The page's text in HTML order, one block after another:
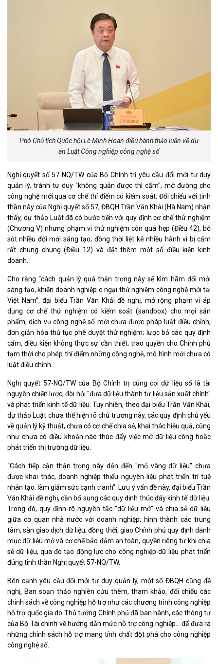
Phó Chủ tịch Quốc hội Lê Minh Hoan điều hành thảo luận về dự
án Luật Công nghiệp công nghệ số
Nghị quyết số 57-NQ/TW của Bộ Chính trị yêu cầu đổi mới tư duy
quản lý, tránh tư duy "không quản được thì cấm", mở đường cho
công nghệ mới qua cơ chế thí điểm có kiểm soát. Đối chiếu với tinh
thần này của Nghị quyết số 57, ĐBQH Trần Văn Khải (Hà Nam) nhận
thấy, dự thảo Luật đã có bước tiến với quy định cơ chế thử nghiệm
(Chương V) nhưng phạm vi thử nghiệm còn quá hẹp (Điều 42), bỏ
sót nhiều đổi mới sáng tạo; đồng thời liệt kê nhiều hành vi bị cấm
rất chung chung (Điều 12) và đặt thêm một số điều kiện kinh
doanh.
Cho rằng “cách quản lý quá thận trọng này sẽ kìm hãm đổi mới
sáng tạo, khiến doanh nghiệp e ngại thử nghiệm công nghệ mới tại
Việt Nam”, đại biểu Trần Văn Khải đề nghị, mở rộng phạm vi áp
dụng cơ chế thử nghiệm có kiểm soát (sandbox) cho mọi sản
phẩm, dịch vụ công nghệ số mới chưa được pháp luật điều chỉnh;
đơn giản hóa thủ tục phê duyệt thử nghiệm; lược bỏ các quy định
cấm, điều kiện không thực sự cần thiết; trao quyền cho Chính phủ
tạm thời cho phép thí điểm những công nghệ, mô hình mới chưa có
luật điều chỉnh.
Nghị quyết 57-NQ/TW của Bộ Chính trị cũng coi dữ liệu số là tài
nguyên chiến lược, đòi hỏi "đưa dữ liệu thành tư liệu sản xuất chính"
và phát triển kinh tế dữ liệu. Tuy nhiên, theo đại biểu Trần Văn Khải,
dự thảo Luật chưa thể hiện rõ chủ trương này, các quy định chủ yếu
về quản lý kỹ thuật, chưa có cơ chế chia sẻ, khai thác hiệu quả, cũng
như chưa có điều khoản nào thúc đẩy việc mở dữ liệu công hoặc
phát triển thị trường dữ liệu.
“Cách tiếp cận thận trọng này dẫn đến "mỏ vàng dữ liệu" chưa
được khai thác, doanh nghiệp thiếu nguyên liệu phát triển trí tuệ
nhân tạo, làm giảm sức cạnh tranh”. Lưu ý vấn đề này, đại biểu Trần
Văn Khải đề nghị, cần bổ sung các quy định thúc đẩy kinh tế dữ liệu.
Trong đó, quy định rõ nguyên tắc "dữ liệu mở" và chia sẻ dữ liệu
giữa cơ quan nhà nước với doanh nghiệp; hình thành các trung
tâm, sàn giao dịch dữ liệu; đồng thời, giao Chính phủ quy định danh
mục dữ liệu mở và cơ chế bảo đảm an toàn, quyền riêng tư khi chia
sẻ dữ liệu, qua đó tạo động lực cho công nghiệp dữ liệu phát triển
đúng tinh thần Nghị quyết 57-NQ/TW.
Bên cạnh yêu cầu đổi mới tư duy quản lý, một số ĐBQH cũng đề
nghị, Ban soạn thảo nghiên cứu thêm, tham khảo, đối chiếu các
chính sách về công nghiệp hỗ trợ như các chương trình công nghiệp
hỗ trợ quốc gia do Thủ tướng Chính phủ đã ban hành, các thông tư
của Bộ Tài chính về hướng dẫn mức hỗ trợ công nghiệp… để đưa ra
những chính sách hỗ trợ mang tính chất đột phá cho công nghiệp
công nghệ số.